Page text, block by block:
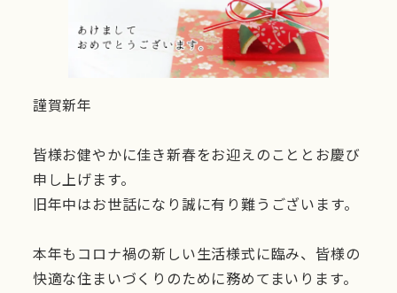
謹賀新年
皆様お健やかに佳き新春をお迎えのこととお慶び
申し上げます。
旧年中はお世話になり誠に有り難うございます。
本年もコロナ禍の新しい生活様式に臨み、皆様の
快適な住まいづくりのために務めてまいります。